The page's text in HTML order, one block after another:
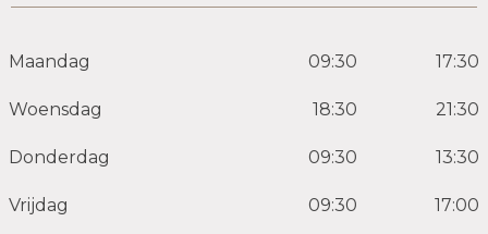
Maandag 09:30 17:30
Woensdag 18:30 21:30
Donderdag 09:30 13:30
Vrijdag 09:30 17:00